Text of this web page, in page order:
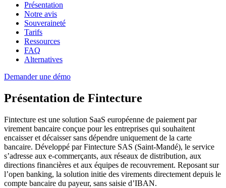
Présentation
Notre avis
Souveraineté
Tarifs
Ressources
FAQ
Alternatives
Demander une démo
Présentation de Fintecture
Fintecture est une solution SaaS européenne de paiement par
virement bancaire conçue pour les entreprises qui souhaitent
encaisser et décaisser sans dépendre uniquement de la carte
bancaire. Développé par Fintecture SAS (Saint-Mandé), le service
s’adresse aux e-commerçants, aux réseaux de distribution, aux
directions financières et aux équipes de recouvrement. Reposant sur
l’open banking, la solution initie des virements directement depuis le
compte bancaire du payeur, sans saisie d’IBAN.